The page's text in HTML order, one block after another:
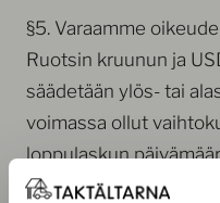
§5. Varaamme
Ruotsin kruunun ja
säädetään ylös- tai
voimassa ollut
loppulaskun